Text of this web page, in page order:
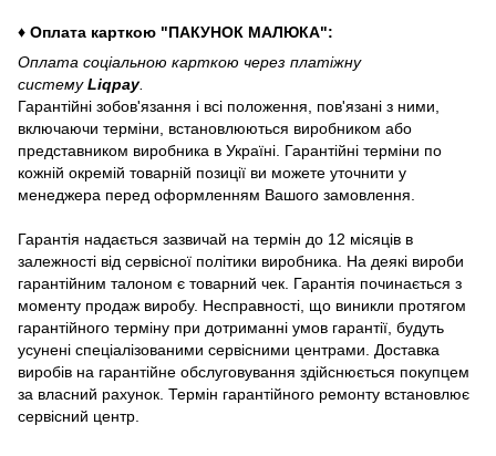
♦ Оплата карткою "ПАКУНОК МАЛЮКА":
Оплата соціальною карткою через платіжну
системуLiqpay.
Гарантійні зобов'язання і всі положення, пов'язані з ними,
включаючи терміни, встановлюються виробником або
представником виробника в Україні. Гарантійні терміни по
кожній окремій товарній позиції ви можете уточнити у
менеджера перед оформленням Вашого замовлення.
Гарантія надається зазвичай на термін до 12 місяців в
залежності від сервісної політики виробника. На деякі вироби
гарантійним талоном є товарний чек. Гарантія починається з
моменту продаж виробу. Несправності, що виникли протягом
гарантійного терміну при дотриманні умов гарантії, будуть
усунені спеціалізованими сервісними центрами. Доставка
виробів на гарантійне обслуговування здійснюється покупцем
за власний рахунок. Термін гарантійного ремонту встановлює
сервісний центр.